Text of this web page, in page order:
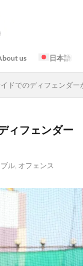
us 日本語
ドでのディフェンダ
ィフェンダー
ブル, オフェンス